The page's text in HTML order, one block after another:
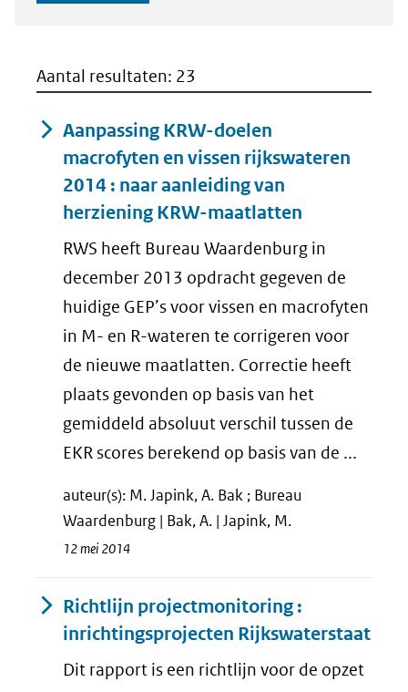
Aantal resultaten: 23
Aanpassing KRW-doelen
macrofyten en vissen rijkswateren
2014 : naar aanleiding van
herziening KRW-maatlatten
RWS heeft Bureau Waardenburg in
december 2013 opdracht gegeven de
huidige GEP’s voor vissen en macrofyten
in M- en R-wateren te corrigeren voor
de nieuwe maatlatten. Correctie heeft
plaats gevonden op basis van het
gemiddeld absoluut verschil tussen de
EKR scores berekend op basis van de ...
auteur(s): M. Japink, A. Bak ; Bureau
Waardenburg | Bak, A. | Japink, M.
12 mei 2014
Richtlijn projectmonitoring :
inrichtingsprojecten Rijkswaterstaat
Dit rapport is een richtlijn voor de opzet